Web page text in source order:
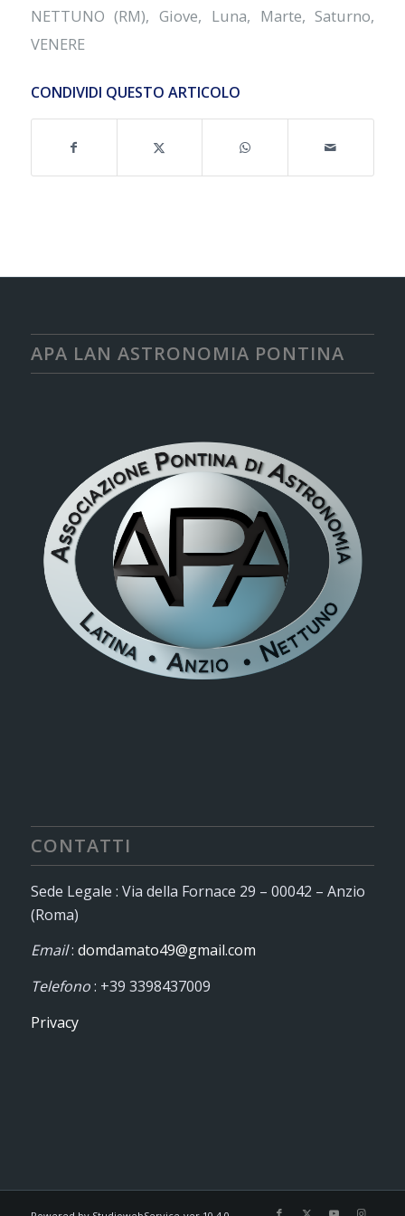
NETTUNO (RM),Giove, Luna, Marte,Saturno,
VENERE
CONDIVIDI QUESTO ARTICOLO
APA LAN ASTRONOMIA PONTINA
CONTATTI
Sede Legale : Via della Fornace 29 – 00042 – Anzio
(Roma)
Email: domdamato49@gmail.com
Telefono: +39 3398437009
Privacy